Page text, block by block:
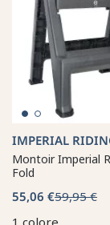
IMPERIAL
Montoir Imperial
Fold
55,06 €59,95 €
1 colore